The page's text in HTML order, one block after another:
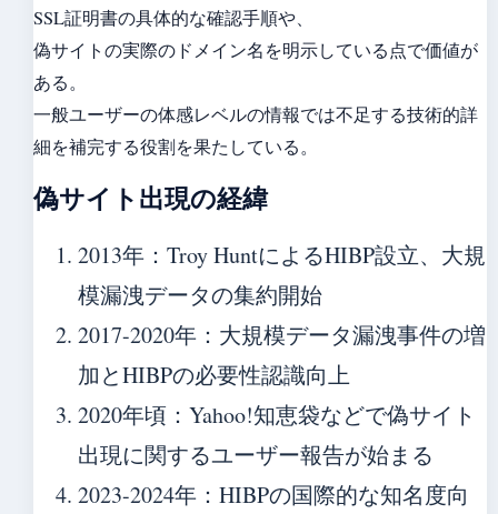
SSL証明書の具体的な確認手順や、
偽サイトの実際のドメイン名を明示している点で価値が
ある。
一般ユーザーの体感レベルの情報では不足する技術的詳
細を補完する役割を果たしている。
偽サイト出現の経緯
2013年 ：Troy HuntによるHIBP設立、大規
模漏洩データの集約開始
2017-2020年 ：大規模データ漏洩事件の増
加とHIBPの必要性認識向上
2020年頃 ：Yahoo!知恵袋などで偽サイト
出現に関するユーザー報告が始まる
2023-2024年 ：HIBPの国際的な知名度向